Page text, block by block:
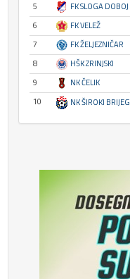
5
FK SLOGA DOBOJ
6
FK VELEŽ
7
FK ŽELJEZNIČAR
8
HŠK ZRINJSKI
9
NK ČELIK
10
NK ŠIROKI BRIJEG